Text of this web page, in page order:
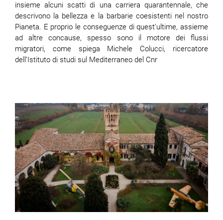
insieme alcuni scatti di una carriera quarantennale, che
descrivono la bellezza e la barbarie coesistenti nel nostro
Pianeta. E proprio le conseguenze di quest’ultime, assieme
ad altre concause, spesso sono il motore dei flussi
migratori, come spiega Michele Colucci, ricercatore
dell’Istituto di studi sul Mediterraneo del Cnr